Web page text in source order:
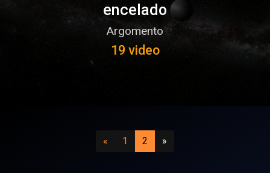
encelado
Argomento
19 video
« Precedente
1 (vai a pagina 1)
2 (attuale)
»